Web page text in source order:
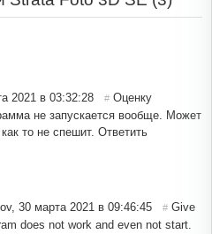
2021 в 03:32:28 # Оценку
не запускается вообще. Может
то не спешит. Ответить
, 30 марта 2021 в 09:46:45 # Give
does not work and even not start.